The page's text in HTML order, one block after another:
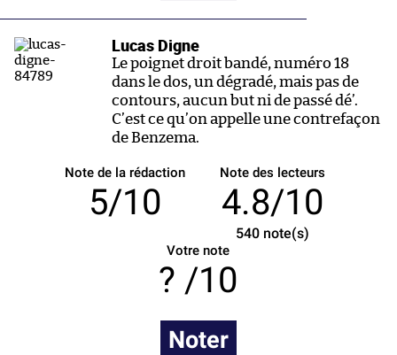
Lucas Digne
Le poignet droit bandé, numéro 18
dans le dos, un dégradé, mais pas de
contours, aucun but ni de passé dé’.
C’est ce qu’on appelle une contrefaçon
de Benzema.
Note de la rédaction
5/10
Note des lecteurs
4.8/10
540note(s)
Votre note
/10
Noter